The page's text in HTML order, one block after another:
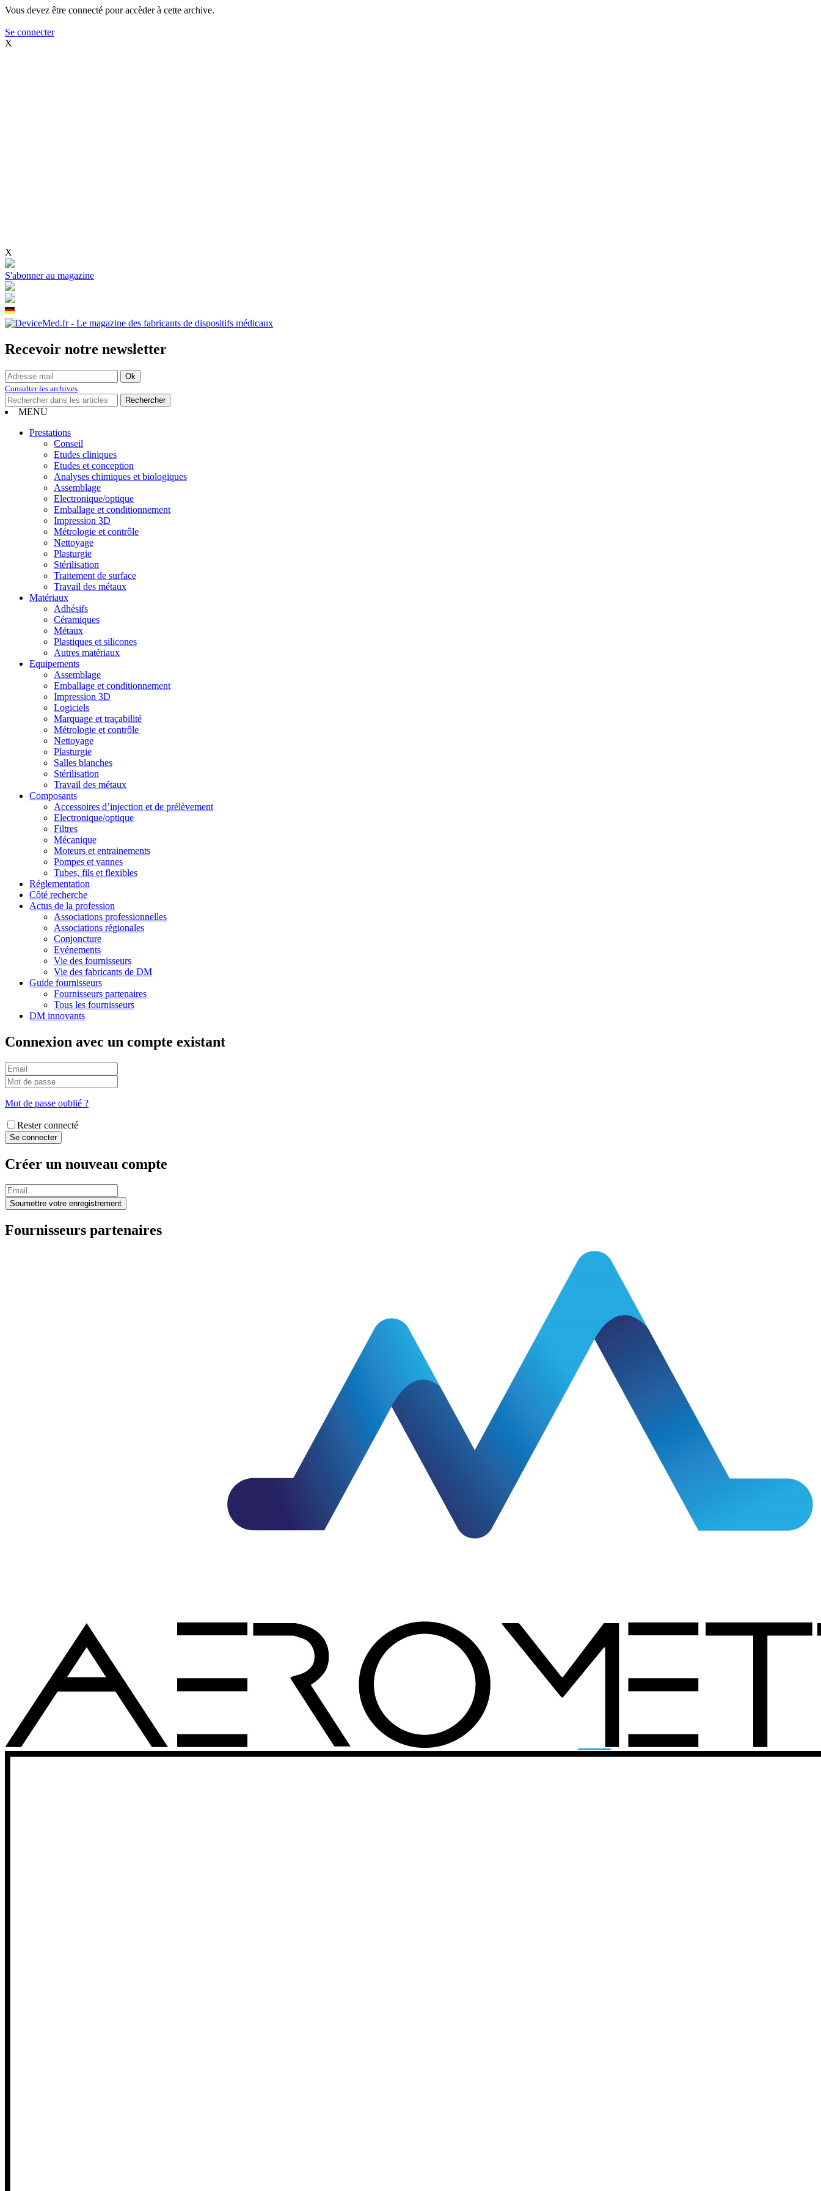
Vous devez être connecté pour accèder à cette archive.
Se connecter
X
X
S'abonner au magazine
Recevoir notre newsletter
Consulter les archives
MENU
Prestations
Conseil
Etudes cliniques
Etudes et conception
Analyses chimiques et biologiques
Assemblage
Electronique/optique
Emballage et conditionnement
Impression 3D
Métrologie et contrôle
Nettoyage
Plasturgie
Stérilisation
Traitement de surface
Travail des métaux
Matériaux
Adhésifs
Céramiques
Métaux
Plastiques et silicones
Autres matériaux
Equipements
Assemblage
Emballage et conditionnement
Impression 3D
Logiciels
Marquage et traçabilité
Métrologie et contrôle
Nettoyage
Plasturgie
Salles blanches
Stérilisation
Travail des métaux
Composants
Accessoires d’injection et de prélèvement
Electronique/optique
Filtres
Mécanique
Moteurs et entrainements
Pompes et vannes
Tubes, fils et flexibles
Réglementation
Côté recherche
Actus de la profession
Associations professionnelles
Associations régionales
Conjoncture
Evénements
Vie des fournisseurs
Vie des fabricants de DM
Guide fournisseurs
Fournisseurs partenaires
Tous les fournisseurs
DM innovants
Connexion avec un compte existant
Mot de passe oublié ?
Rester connecté
Créer un nouveau compte
Fournisseurs partenaires